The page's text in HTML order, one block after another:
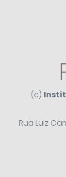
(c)
Rua Luiz